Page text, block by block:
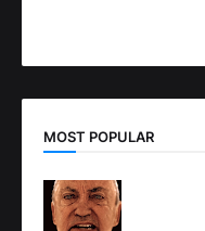
MOST POPULAR